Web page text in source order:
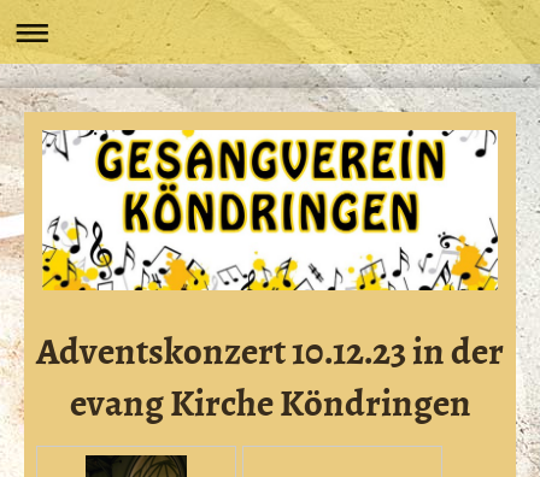
Adventskonzert 10.12.23 in der
evang Kirche Köndringen